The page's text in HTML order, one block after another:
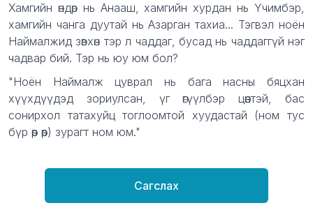
Хамгийн өндөр нь Анааш, хамгийн хурдан нь Үчимбэр,
хамгийн чанга дуутай нь Азарган тахиа... Тэгвэл ноён
Наймалжид зөвхөн тэр л чаддаг, бусад нь чаддаггүй нэг
чадвар бий. Тэр нь юу юм бол?
"Ноён Наймалж цуврал нь бага насны бяцхан
хүүхдүүдэд зориулсан, үг өгүүлбэр цөөнтэй, бас
сонирхол татахуйц тоглоомтой хуудастай (ном тус
бүр өөр өөр) зурагт ном юм."
Сагслах